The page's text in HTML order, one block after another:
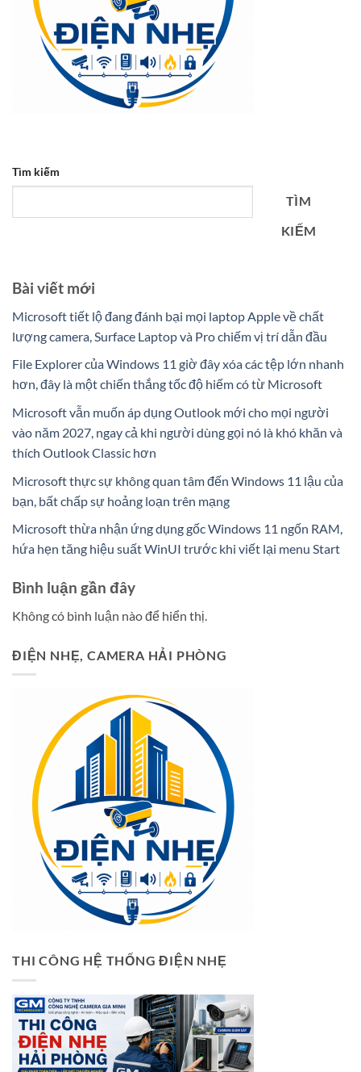
Tìm kiếm
TÌM
KIẾM
Bài viết mới
Microsoft tiết lộ đang đánh bại mọi laptop Apple về chất
lượng camera, Surface Laptop và Pro chiếm vị trí dẫn đầu
File Explorer của Windows 11 giờ đây xóa các tệp lớn nhanh
hơn, đây là một chiến thắng tốc độ hiếm có từ Microsoft
Microsoft vẫn muốn áp dụng Outlook mới cho mọi người
vào năm 2027, ngay cả khi người dùng gọi nó là khó khăn và
thích Outlook Classic hơn
Microsoft thực sự không quan tâm đến Windows 11 lậu của
bạn, bất chấp sự hoảng loạn trên mạng
Microsoft thừa nhận ứng dụng gốc Windows 11 ngốn RAM,
hứa hẹn tăng hiệu suất WinUI trước khi viết lại menu Start
Bình luận gần đây
Không có bình luận nào để hiển thị.
ĐIỆN NHẸ, CAMERA HẢI PHÒNG
THI CÔNG HỆ THỐNG ĐIỆN NHẸ